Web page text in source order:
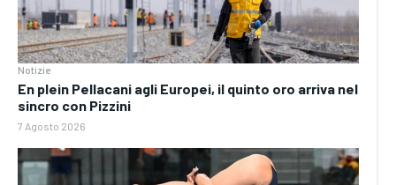
Notizie
En plein Pellacani agli Europei, il quinto oro arriva nel
sincro con Pizzini
7 Agosto 2026